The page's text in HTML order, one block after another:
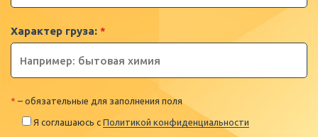
Характер груза: *
* – обязательные для заполнения поля
Я соглашаюсь с Политикой конфиденциальности